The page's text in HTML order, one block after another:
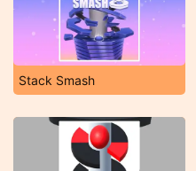
Stack Smash